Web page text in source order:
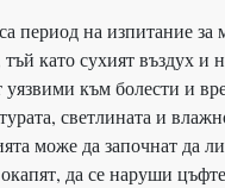
период на изпитание за
като сухият въздух и
уязвими към болести и
светлината и
може да започнат да
да се наруши